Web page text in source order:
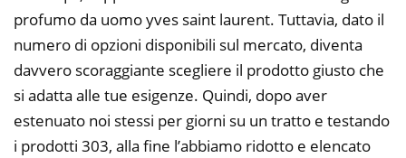
profumo da uomo yves saint laurent. Tuttavia, dato il
numero di opzioni disponibili sul mercato, diventa
davvero scoraggiante scegliere il prodotto giusto che
si adatta alle tue esigenze. Quindi, dopo aver
estenuato noi stessi per giorni su un tratto e testando
i prodotti 303, alla fine l’abbiamo ridotto e elencato